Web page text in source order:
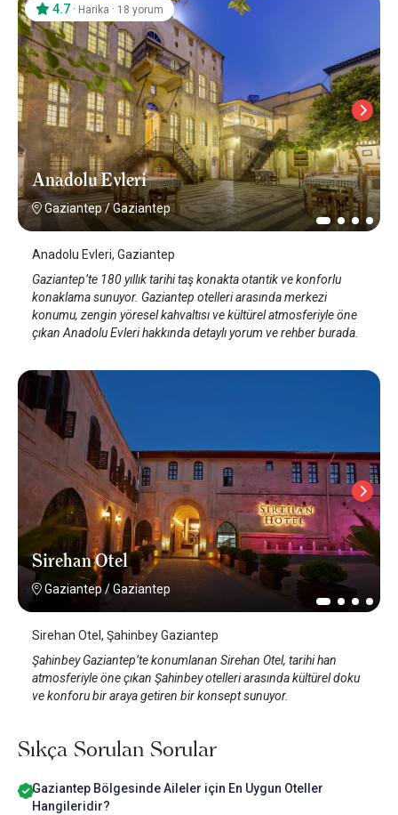
Anadolu Evleri
Gaziantep/Gaziantep
4.7 · Harika · 18 yorum
Anadolu Evleri, Gaziantep
Gaziantep’te 180 yıllık tarihi taş konakta otantik ve konforlu
konaklama sunuyor. Gaziantep otelleri arasında merkezi
konumu, zengin yöresel kahvaltısı ve kültürel atmosferiyle öne
çıkan Anadolu Evleri hakkında detaylı yorum ve rehber burada.
Sirehan Otel
Gaziantep /Gaziantep
Sirehan Otel, Şahinbey Gaziantep
Şahinbey Gaziantep’te konumlanan Sirehan Otel, tarihi han
atmosferiyle öne çıkan Şahinbey otelleri arasında kültürel doku
ve konforu bir araya getiren bir konsept sunuyor.
Sıkça Sorulan Sorular
Gaziantep Bölgesinde Aileler için En Uygun Oteller
Hangileridir?